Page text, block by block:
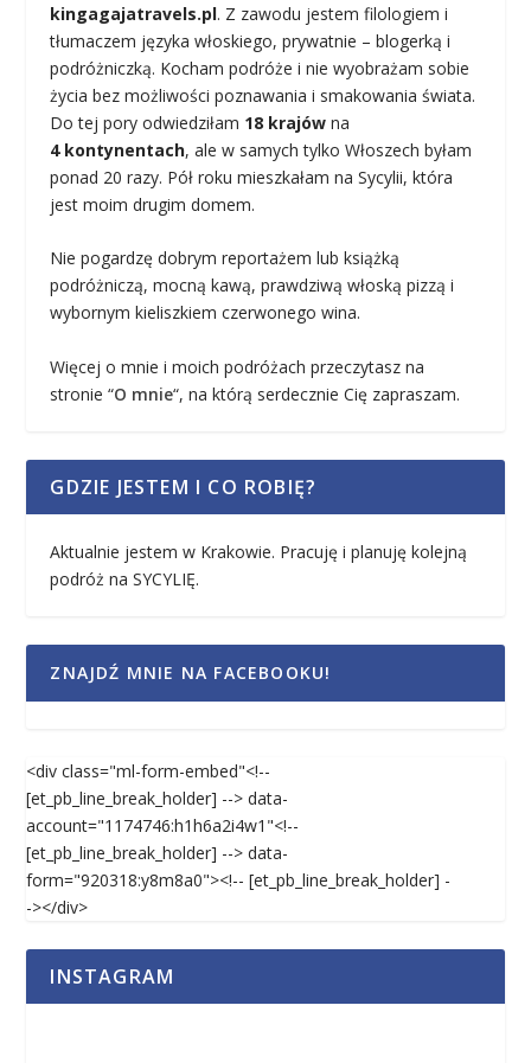
kingagajatravels.pl. Z zawodu jestem filologiem i
tłumaczem języka włoskiego, prywatnie – blogerką i
podróżniczką. Kocham podróże i nie wyobrażam sobie
życia bez możliwości poznawania i smakowania świata.
Do tej pory odwiedziłam 18 krajów na
4 kontynentach, ale w samych tylko Włoszech byłam
ponad 20 razy. Pół roku mieszkałam na Sycylii, która
jest moim drugim domem.
Nie pogardzę dobrym reportażem lub książką
podróżniczą, mocną kawą, prawdziwą włoską pizzą i
wybornym kieliszkiem czerwonego wina.
Więcej o mnie i moich podróżach przeczytasz na
stronie “O mnie“, na którą serdecznie Cię zapraszam.
GDZIE JESTEM I CO ROBIĘ?
Aktualnie jestem w Krakowie. Pracuję i planuję kolejną
podróż na SYCYLIĘ.
ZNAJDŹ MNIE NA FACEBOOKU!
<div class="ml-form-embed"<!--
[et_pb_line_break_holder] --> data-
account="1174746:h1h6a2i4w1"<!--
[et_pb_line_break_holder] --> data-
form="920318:y8m8a0"><!-- [et_pb_line_break_holder] -
-></div>
INSTAGRAM